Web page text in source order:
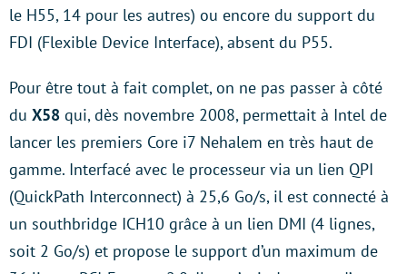
le H55, 14 pour les autres) ou encore du support du
FDI (Flexible Device Interface), absent du P55.
Pour être tout à fait complet, on ne pas passer à côté
du X58 qui, dès novembre 2008, permettait à Intel de
lancer les premiers Core i7 Nehalem en très haut de
gamme. Interfacé avec le processeur via un lien QPI
(QuickPath Interconnect) à 25,6 Go/s, il est connecté à
un southbridge ICH10 grâce à un lien DMI (4 lignes,
soit 2 Go/s) et propose le support d’un maximum de